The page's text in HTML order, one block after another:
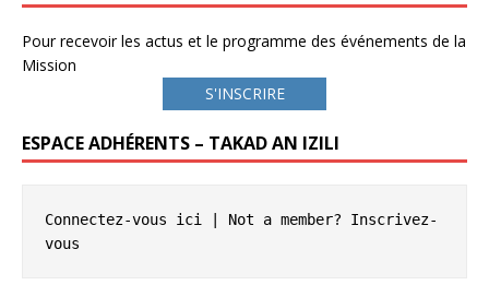
Pour recevoir les actus et le programme des événements de la
Mission
S'INSCRIRE
ESPACE ADHÉRENTS – TAKAD AN IZILI
Connectez-vous ici | Not a member? Inscrivez-
vous